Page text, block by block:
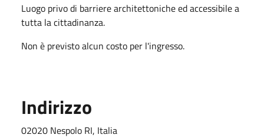
Luogo privo di barriere architettoniche ed accessibile a
tutta la cittadinanza.
Non è previsto alcun costo per l'ingresso.
Indirizzo
02020 Nespolo RI, Italia